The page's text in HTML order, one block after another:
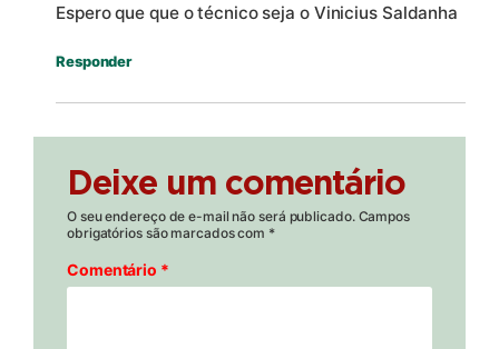
Espero que que o técnico seja o Vinicius Saldanha
Responder
Deixe um comentário
O seu endereço de e-mail não será publicado. Campos
obrigatórios são marcados com *
Comentário *